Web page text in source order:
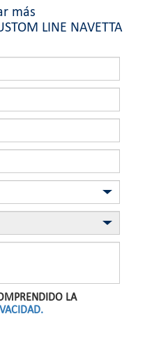
más
LINE NAVETTA
LA